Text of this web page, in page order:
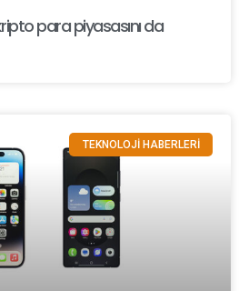
para piyasasını da
TEKNOLOJİ HABERLERİ